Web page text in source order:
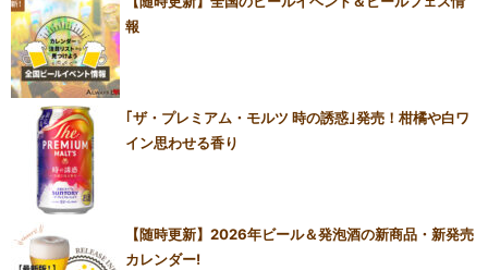
報
｢ザ・プレミアム・モルツ 時の誘惑｣発売！柑橘や白ワ
イン思わせる香り
【随時更新】2026年ビール＆発泡酒の新商品・新発売
カレンダー!